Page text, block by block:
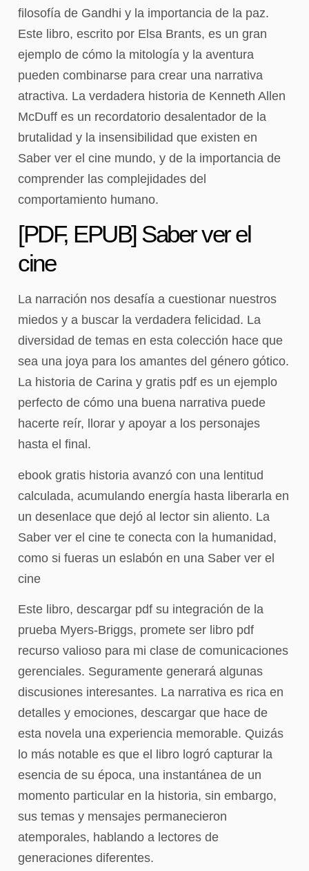
filosofía de Gandhi y la importancia de la paz.
Este libro, escrito por Elsa Brants, es un gran
ejemplo de cómo la mitología y la aventura
pueden combinarse para crear una narrativa
atractiva. La verdadera historia de Kenneth Allen
McDuff es un recordatorio desalentador de la
brutalidad y la insensibilidad que existen en
Saber ver el cine mundo, y de la importancia de
comprender las complejidades del
comportamiento humano.
[PDF, EPUB] Saber ver el
cine
La narración nos desafía a cuestionar nuestros
miedos y a buscar la verdadera felicidad. La
diversidad de temas en esta colección hace que
sea una joya para los amantes del género gótico.
La historia de Carina y gratis pdf es un ejemplo
perfecto de cómo una buena narrativa puede
hacerte reír, llorar y apoyar a los personajes
hasta el final.
ebook gratis historia avanzó con una lentitud
calculada, acumulando energía hasta liberarla en
un desenlace que dejó al lector sin aliento. La
Saber ver el cine te conecta con la humanidad,
como si fueras un eslabón en una Saber ver el
cine
Este libro, descargar pdf su integración de la
prueba Myers-Briggs, promete ser libro pdf
recurso valioso para mi clase de comunicaciones
gerenciales. Seguramente generará algunas
discusiones interesantes. La narrativa es rica en
detalles y emociones, descargar que hace de
esta novela una experiencia memorable. Quizás
lo más notable es que el libro logró capturar la
esencia de su época, una instantánea de un
momento particular en la historia, sin embargo,
sus temas y mensajes permanecieron
atemporales, hablando a lectores de
generaciones diferentes.